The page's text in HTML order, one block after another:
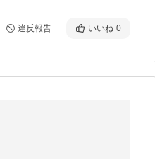
違反報告 いいね 0